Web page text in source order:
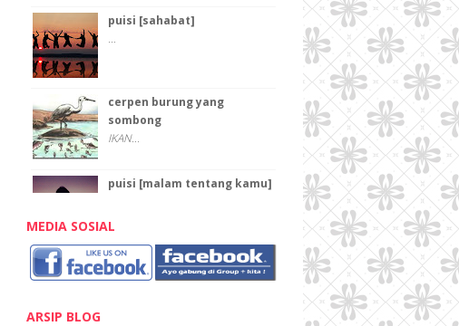
puisi [sahabat]
...
cerpen burung yang
sombong
IKAN...
puisi [malam tentang kamu]
PAHLAWAN
Pahlawan Karena pahlawan kita
MEDIA SOSIAL
ARSIP BLOG